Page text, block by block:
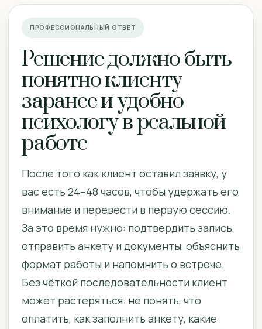
ПРОФЕССИОНАЛЬНЫЙ ОТВЕТ
Решение должно быть
понятно клиенту
заранее и удобно
психологу в реальной
работе
После того как клиент оставил заявку, у
вас есть 24–48 часов, чтобы удержать его
внимание и перевести в первую сессию.
За это время нужно: подтвердить запись,
отправить анкету и документы, объяснить
формат работы и напомнить о встрече.
Без чёткой последовательности клиент
может растеряться: не понять, что
оплатить, как заполнить анкету, какие